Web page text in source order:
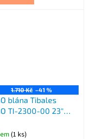
1.710 Kč –41 %
blána Tibales
TI-2300-00 23"
(1 ks)